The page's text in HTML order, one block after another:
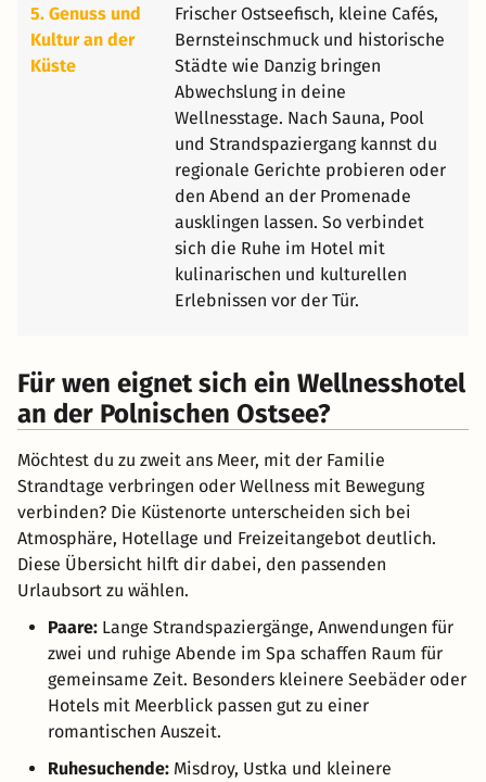
5. Genuss und
Kultur an der
Küste
Frischer Ostseefisch, kleine Cafés,
Bernsteinschmuck und historische
Städte wie Danzig bringen
Abwechslung in deine
Wellnesstage. Nach Sauna, Pool
und Strandspaziergang kannst du
regionale Gerichte probieren oder
den Abend an der Promenade
ausklingen lassen. So verbindet
sich die Ruhe im Hotel mit
kulinarischen und kulturellen
Erlebnissen vor der Tür.
Für wen eignet sich ein Wellnesshotel
an der Polnischen Ostsee?
Möchtest du zu zweit ans Meer, mit der Familie
Strandtage verbringen oder Wellness mit Bewegung
verbinden? Die Küstenorte unterscheiden sich bei
Atmosphäre, Hotellage und Freizeitangebot deutlich.
Diese Übersicht hilft dir dabei, den passenden
Urlaubsort zu wählen.
Paare: Lange Strandspaziergänge, Anwendungen für
zwei und ruhige Abende im Spa schaffen Raum für
gemeinsame Zeit. Besonders kleinere Seebäder oder
Hotels mit Meerblick passen gut zu einer
romantischen Auszeit.
Ruhesuchende: Misdroy, Ustka und kleinere